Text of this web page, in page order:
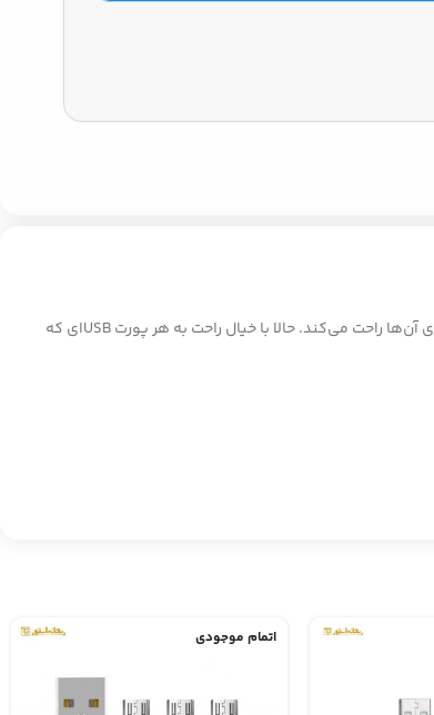
فراموش کنید که همیشه به دنبال شارژر مناسب بگردید. کابل تبدیل USB به لایتنینگ ترانیو X11، همدم همیشگی گجت‌های شماست و خیالتان را از بابت تأمین انرژی آن‌ها راحت می‌کند. حالا با خیال راحت به هر پورت USBای که
اتمام موجودی